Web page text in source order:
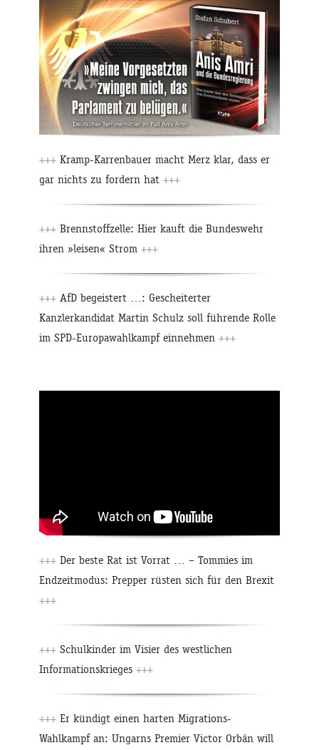
+++ Kramp-Karrenbauer macht Merz klar, dass er
gar nichts zu fordern hat +++
+++ Brennstoffzelle: Hier kauft die Bundeswehr
ihren »leisen« Strom +++
+++ AfD begeistert …: Gescheiterter
Kanzlerkandidat Martin Schulz soll führende Rolle
im SPD-Europawahlkampf einnehmen +++
+++ Der beste Rat ist Vorrat … – Tommies im
Endzeitmodus: Prepper rüsten sich für den Brexit
+++
+++ Schulkinder im Visier des westlichen
Informationskrieges +++
+++ Er kündigt einen harten Migrations-
Wahlkampf an: Ungarns Premier Victor Orbán will